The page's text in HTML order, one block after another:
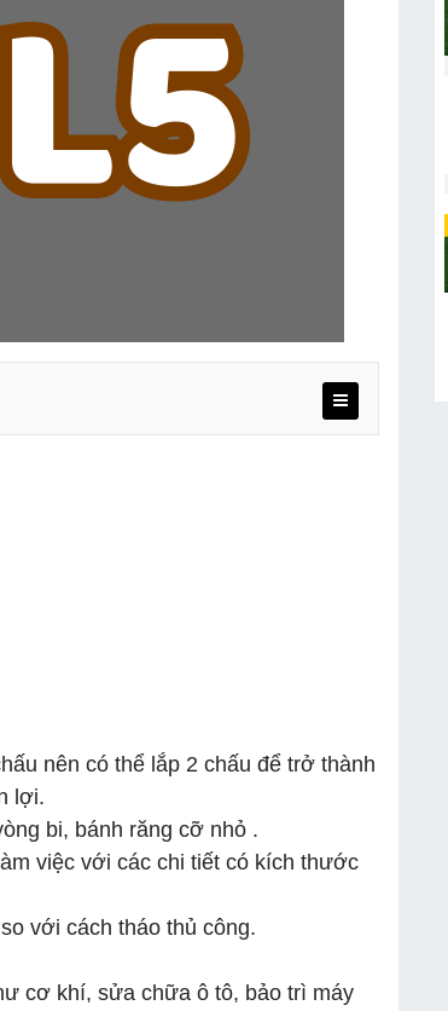
nên có thể lắp 2 chấu để trở thành
lợi.
bi, bánh răng cỡ nhỏ .
việc với các chi tiết có kích thước
với cách tháo thủ công.
cơ khí, sửa chữa ô tô, bảo trì máy